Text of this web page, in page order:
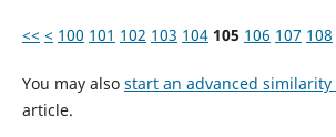
<< < 100 101 102 103 104 105 106 107 108
You may also start an advanced similarity
article.